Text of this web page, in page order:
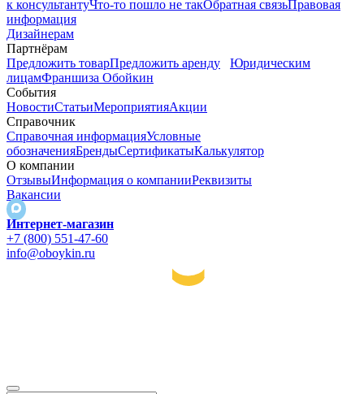
к консультантуЧто-то пошло не такОбратная связьПравовая
информация
Дизайнерам
Партнёрам
Предложить товарПредложить аренду
Юридическим
лицамФраншиза Обойкин
События
НовостиСтатьиМероприятияАкции
Справочник
Справочная информацияУсловные
обозначенияБрендыСертификатыКалькулятор
О компании
ОтзывыИнформация о компанииРеквизиты
Вакансии
Интернет-магазин
+7 (800) 551-47-60
info@oboykin.ru